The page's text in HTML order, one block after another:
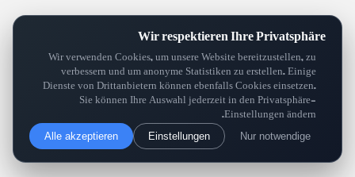
Wir respektieren Ihre Privatsphäre
Wir verwenden Cookies, um unsere Website bereitzustellen, zu
verbessern und um anonyme Statistiken zu erstellen. Einige
Dienste von Drittanbietern können ebenfalls Cookies einsetzen.
Sie können Ihre Auswahl jederzeit in den Privatsphäre-
Einstellungen ändern.